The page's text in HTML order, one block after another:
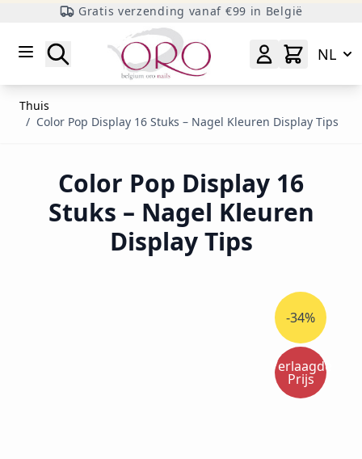
Gratis verzending vanaf €99 in België
Zoeken
NL
Thuis
/ Color Pop Display 16 Stuks – Nagel Kleuren Display Tips
Color Pop Display 16
Stuks – Nagel Kleuren
Display Tips
-34%
Verlaagde
Prijs